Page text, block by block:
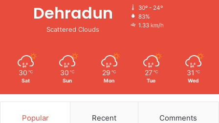
Dehradun
Scattered Clouds
30º - 24º
83%
1.33 km/h
30 ℃
Sat
30 ℃
Sun
29 ℃
Mon
27 ℃
Tue
31 ℃
Wed
Popular Recent Comments